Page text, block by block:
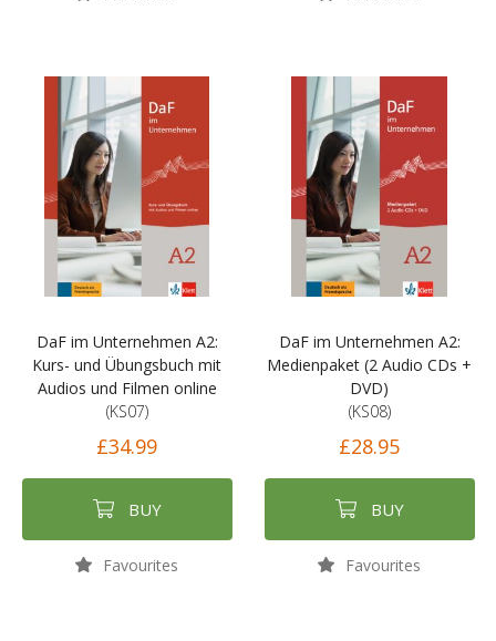
DaF im Unternehmen A2:
Kurs- und Übungsbuch mit
Audios und Filmen online
(KS07)
£34.99
BUY
Favourites
DaF im Unternehmen A2:
Medienpaket (2 Audio CDs +
DVD)
(KS08)
£28.95
BUY
Favourites